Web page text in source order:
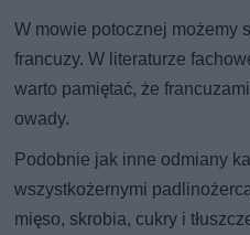
W mowie potocznej możemy
francuzy. W literaturze
warto pamiętać, że
owady.
Podobnie jak inne odmiany
wszystkożernymi
mięso, skrobia, cukry i